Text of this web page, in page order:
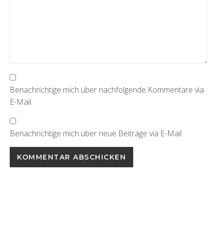
Benachrichtige mich über nachfolgende Kommentare via
E-Mail.
Benachrichtige mich über neue Beiträge via E-Mail.